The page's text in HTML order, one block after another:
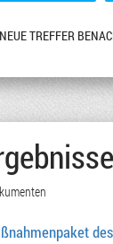
TREFFER